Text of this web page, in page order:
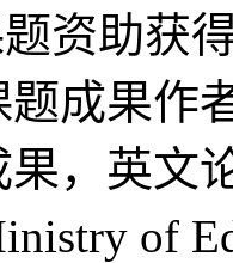
资助获
成果作
果，英文
of